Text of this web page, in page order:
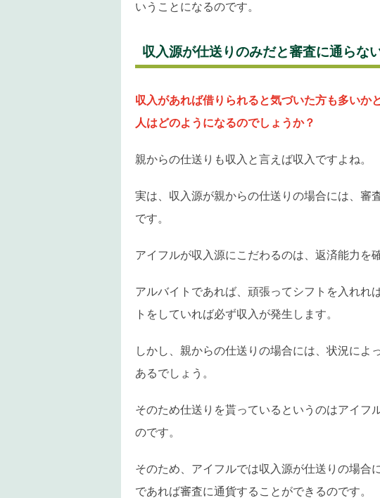
いうことになるのです。
収入源が仕送りのみだと審査に通らな
収入があれば借りられると気づいた方も多いか
人はどのようになるのでしょうか？
親からの仕送りも収入と言えば収入ですよね。
実は、収入源が親からの仕送りの場合には、審
です。
アイフルが収入源にこだわるのは、返済能力を
アルバイトであれば、頑張ってシフトを入れれ
トをしていれば必ず収入が発生します。
しかし、親からの仕送りの場合には、状況によ
あるでしょう。
そのため仕送りを貰っているというのはアイフ
のです。
そのため、アイフルでは収入源が仕送りの場合
であれば審査に通貨することができるのです。